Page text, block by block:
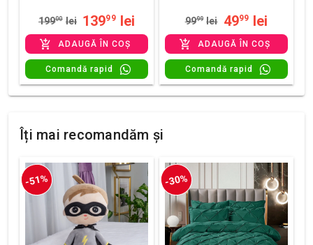
19900 lei 13999 lei
ADAUGĂ ÎN COȘ
Comandă rapid
9999 lei 4999 lei
ADAUGĂ ÎN COȘ
Comandă rapid
Îți mai recomandăm și
-51% -30%